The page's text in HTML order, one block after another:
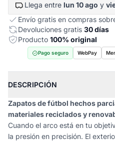
Llega entre lun 10 ago y
Envío gratis en compras
Devoluciones gratis 30 días
Producto 100% original
Pago seguro WebPay
DESCRIPCIÓN
Zapatos de fútbol hechos
materiales reciclados y
Cuando el arco está en tu
la presión en precisión. El